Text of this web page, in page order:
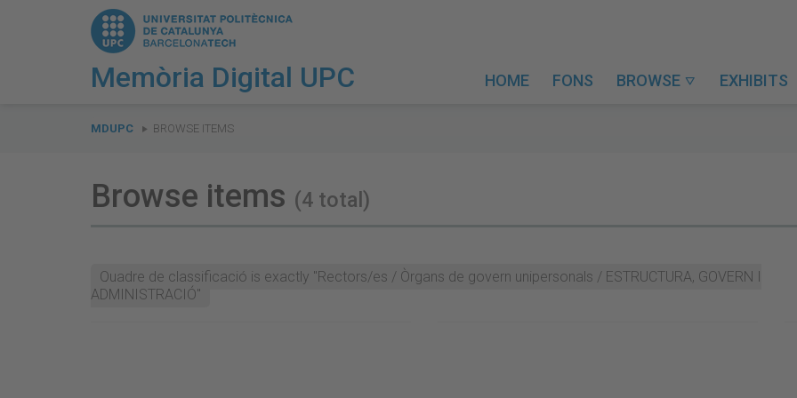
Memòria Digital UPC HOME FONS BROWSE  EXHIBITS
are
MDUPC BROWSE ITEMS
Browse items (4 total)
Quadre de classificació is exactly "Rectors/es / Òrgans de govern unipersonals / ESTRUCTURA, GOVERN I
ADMINISTRACIÓ"